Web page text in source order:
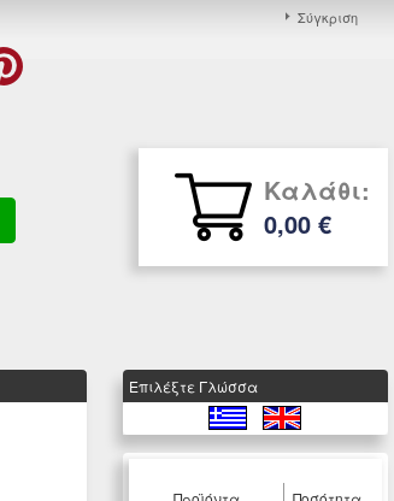
Σύγκριση
Καλάθι:
0,00 €
Eπιλέξτε Γλώσσα